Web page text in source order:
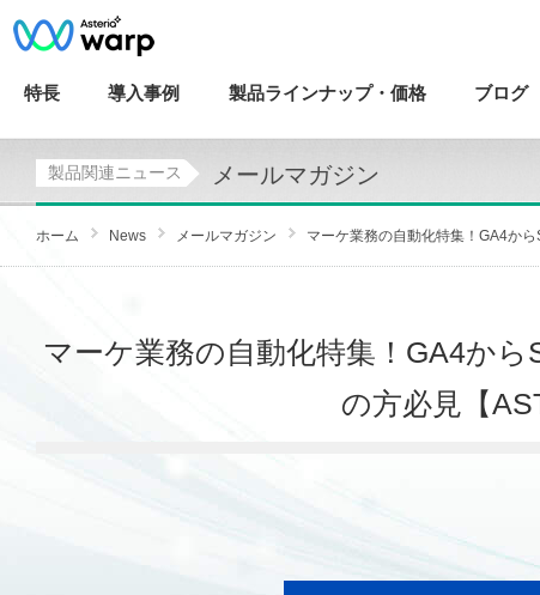
特長 導入事例 製品ラインナップ・ 価格 ブログ
製品関連ニュース メールマガジン
ホーム News メールマガジン マーケ業務の自動化特集！GA4か
マーケ業務の自動化特集！GA4か
の方必見【